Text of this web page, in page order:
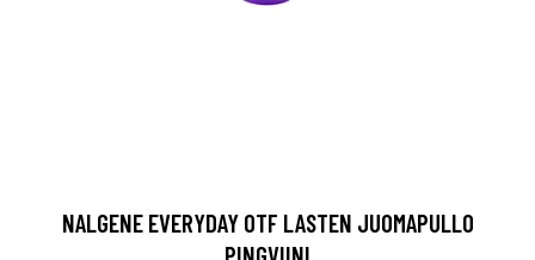
NALGENE EVERYDAY OTF LASTEN JUOMAPULLO